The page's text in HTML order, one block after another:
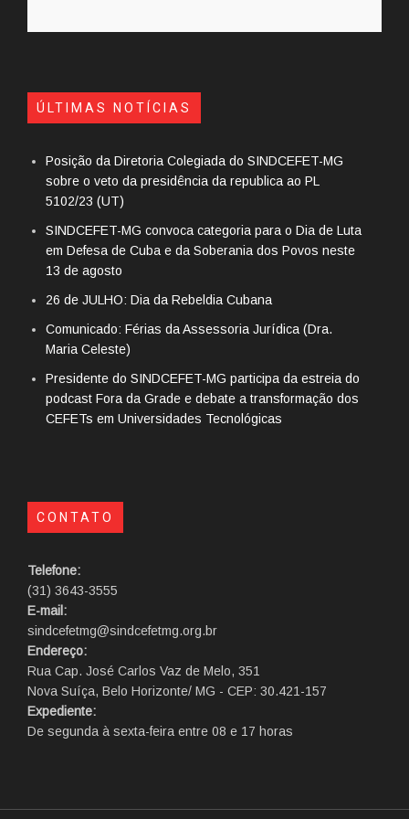
ÚLTIMAS NOTÍCIAS
Posição da Diretoria Colegiada do SINDCEFET-MG
sobre o veto da presidência da republica ao PL
5102/23 (UT)
SINDCEFET-MG convoca categoria para o Dia de Luta
em Defesa de Cuba e da Soberania dos Povos neste
13 de agosto
26 de JULHO: Dia da Rebeldia Cubana
Comunicado: Férias da Assessoria Jurídica (Dra.
Maria Celeste)
Presidente do SINDCEFET-MG participa da estreia do
podcast Fora da Grade e debate a transformação dos
CEFETs em Universidades Tecnológicas
CONTATO
Telefone:
(31) 3643-3555
E-mail:
sindcefetmg@sindcefetmg.org.br
Endereço:
Rua Cap. José Carlos Vaz de Melo, 351
Nova Suíça, Belo Horizonte/ MG - CEP: 30.421-157
Expediente:
De segunda à sexta-feira entre 08 e 17 horas